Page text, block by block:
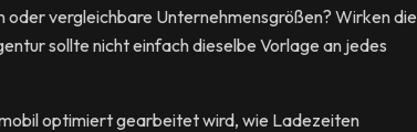
oder vergleichbare Unternehmensgrößen? Wirken die
sollte nicht einfach dieselbe Vorlage an jedes
optimiert gearbeitet wird, wie Ladezeiten